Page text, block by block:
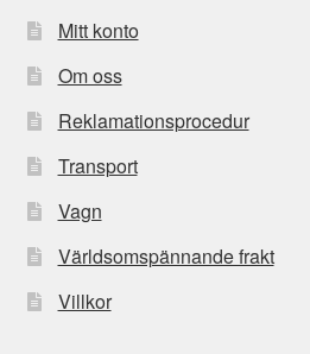
Mitt konto
Om oss
Reklamationsprocedur
Transport
Vagn
Världsomspännande frakt
Villkor